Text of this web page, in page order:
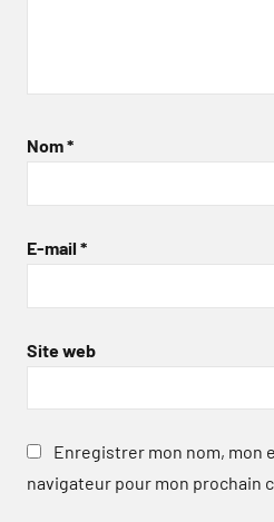
Nom*
E-mail *
Site web
Enregistrer mon nom, mon
navigateur pour mon prochain